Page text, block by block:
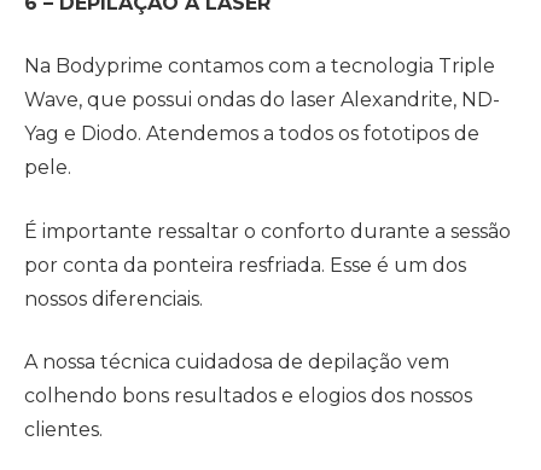
Na Bodyprime contamos com a tecnologia Triple
Wave, que possui ondas do laser Alexandrite, ND-
Yag e Diodo. Atendemos a todos os fototipos de
pele.
É importante ressaltar o conforto durante a sessão
por conta da ponteira resfriada. Esse é um dos
nossos diferenciais.
A nossa técnica cuidadosa de depilação vem
colhendo bons resultados e elogios dos nossos
clientes.